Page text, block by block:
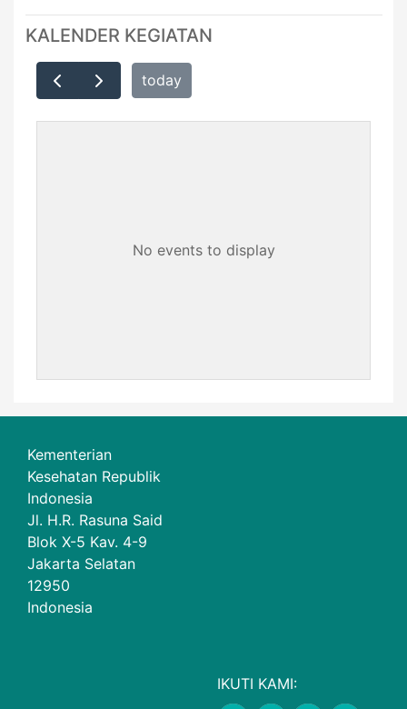
KALENDER KEGIATAN
today
No events to display
Kementerian
Kesehatan Republik
Indonesia
Jl. H.R. Rasuna Said
Blok X-5 Kav. 4-9
Jakarta Selatan
12950
Indonesia
IKUTI KAMI: